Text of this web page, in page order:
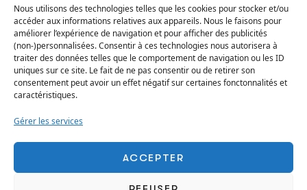
Nous utilisons des technologies telles que les cookies pour stocker et/ou
accéder aux informations relatives aux appareils. Nous le faisons pour
améliorer l’expérience de navigation et pour afficher des publicités
(non-)personnalisées. Consentir à ces technologies nous autorisera à
traiter des données telles que le comportement de navigation ou les ID
uniques sur ce site. Le fait de ne pas consentir ou de retirer son
consentement peut avoir un effet négatif sur certaines fonctonnalités et
caractéristiques.
Gérer les services
ACCEPTER
Abonnez-vous à ma lettre newsletter, nous ne vous
enverrons pas de spams. Promis !